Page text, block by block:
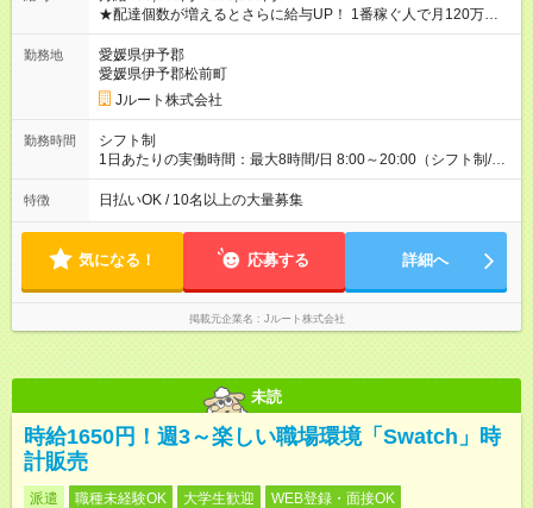
★配達個数が増えるとさらに給与UP！ 1番稼ぐ人で月120万ほ
ど！ ・主要都市エリア 月収55万円／週5日稼働 月収65万~112
万円／週6日稼働 ・地方郊外エリア 月収40万円／週5日稼働 月
収40万円~50万円／週6日稼働 ＜モデルイメージ＞ ■月収50万
円 (27歳男性/江東区在住)※元建築関係 1日150個配達×25日勤務
(日休み) ■月収80万円(43歳男性/墨田区在住)※元営業 1日200個
勤務地
愛媛県伊予郡
愛媛県伊予郡松前町
Jルート株式会社
勤務時間
シフト制
1日あたりの実働時間：最大8時間/日 8:00～20:00（シフト制/実
働8時間） ※週5日勤務（場所次第では週4も有り） ※配達状況に
よって時間外での勤務可能性有り ※案件により多少の前後あり
特徴 日払いOK / 10名以上の大量募集
気になる！ 応募する 詳細へ
掲載元企業名 Jルート株式会社
未読
時給1650円！週3～楽しい職場環境「Swatch」時
計販売
派遣 職種未経験OK 大学生歓迎 WEB登録・面接OK